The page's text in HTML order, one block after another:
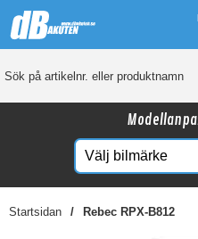
Startsidan Rebec RPX-B812